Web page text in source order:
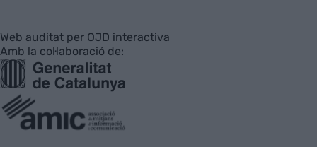
Web auditat per OJD interactiva
Amb la col·laboració de: